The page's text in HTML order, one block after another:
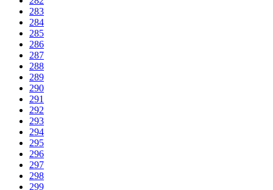
283
284
285
286
287
288
289
290
291
292
293
294
295
296
297
298
299